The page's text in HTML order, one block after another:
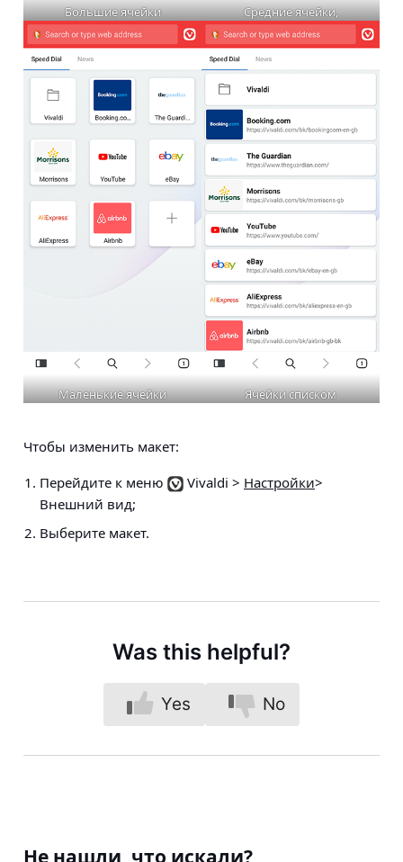
Большие ячейки Средние ячейки,
Маленькие ячейки Ячейки списком
Чтобы изменить макет:
Перейдите к меню
Vivaldi > Настройки>
Внешний вид;
Выберите макет.
Was this helpful?
Yes No
Не нашли, что искали?